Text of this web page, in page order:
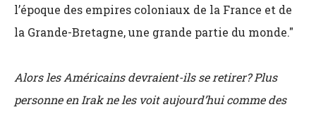
l’époque des empires coloniaux de la France et de
la Grande-Bretagne, une grande partie du monde."
Alors les Américains devraient-ils se retirer? Plus
personne en Irak ne les voit aujourd’hui comme des